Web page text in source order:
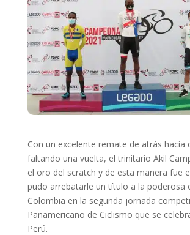
Con un excelente remate de atrás hacia
faltando una vuelta, el trinitario Akil
el oro del scratch y de esta manera fue
pudo arrebatarle un título a la poderosa
Colombia en la segunda jornada
Panamericano de Ciclismo que se
Perú.